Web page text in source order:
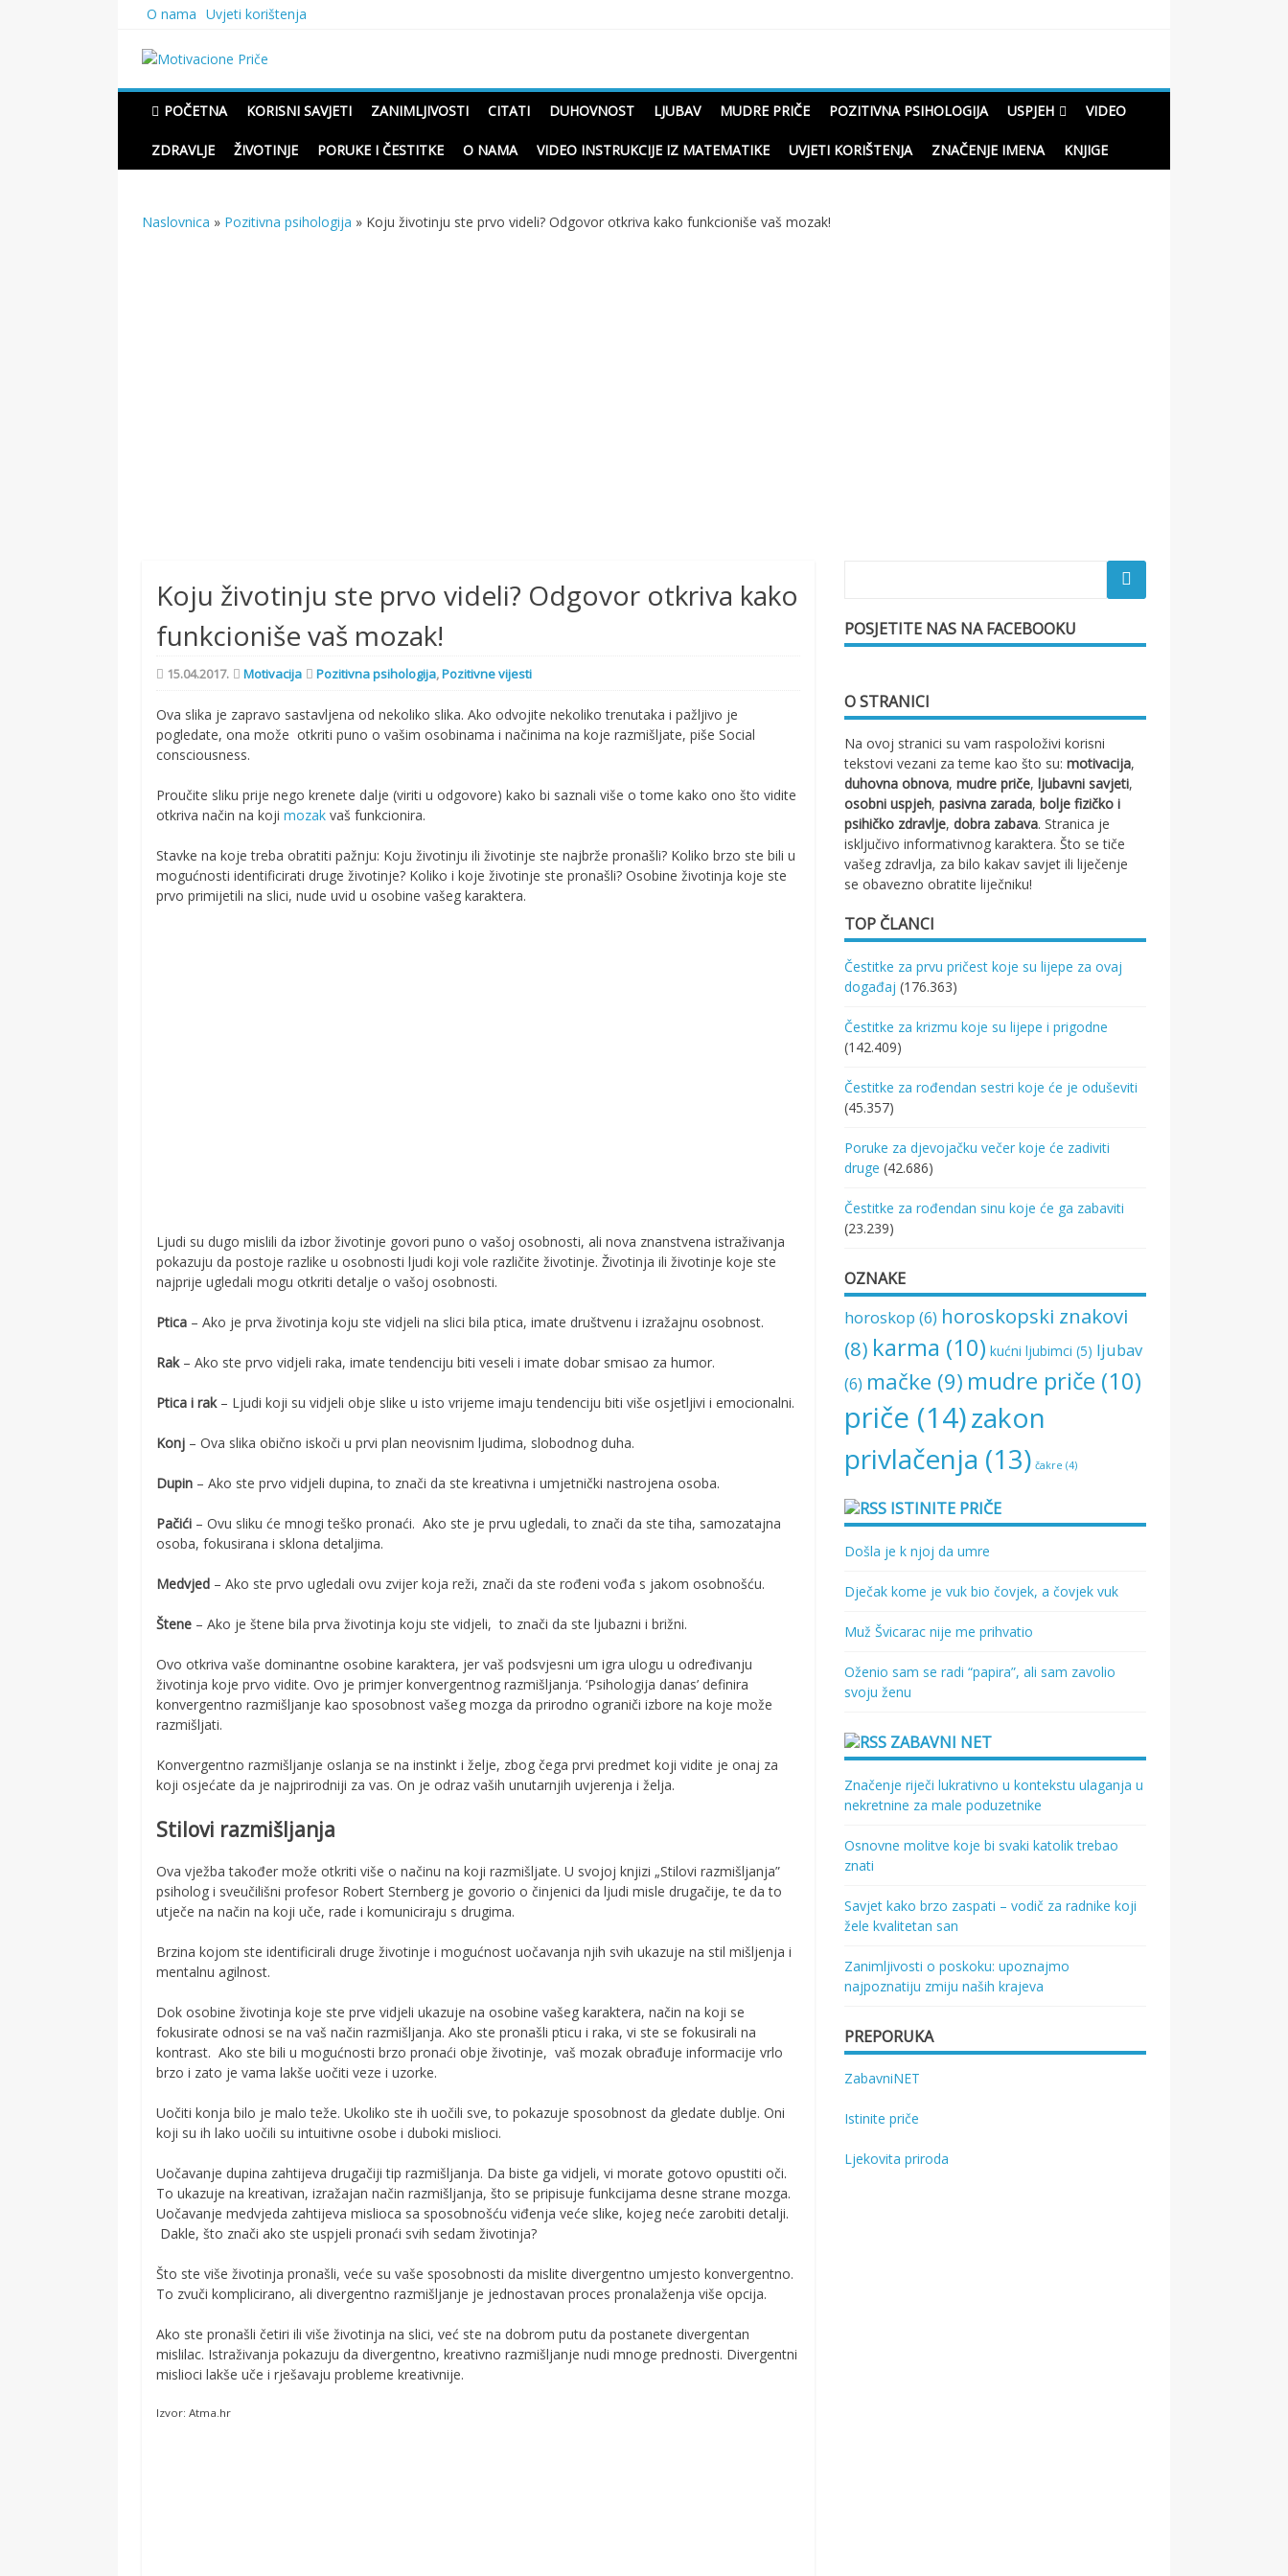
content
O nama Uvjeti korištenja
Motivacione Priče
POČETNA
KORISNI SAVJETI ZANIMLJIVOSTI CITATI DUHOVNOST LJUBAV MUDRE PRIČE POZITIVNA PSIHOLOGIJA USPJEH VIDEO
ZDRAVLJE ŽIVOTINJE PORUKE I ČESTITKE O NAMA VIDEO INSTRUKCIJE IZ MATEMATIKE UVJETI KORIŠTENJA ZNAČENJE IMENA KNJIGE
Naslovnica » Pozitivna psihologija » Koju životinju ste prvo videli? Odgovor otkriva kako funkcioniše vaš mozak!
Koju životinju ste prvo videli? Odgovor otkriva kako
funkcioniše vaš mozak!
15.04.2017. Motivacija Pozitivna psihologija,Pozitivne vijesti
Ova slika je zapravo sastavljena od nekoliko slika. Ako odvojite nekoliko trenutaka i pažljivo je
pogledate, ona može otkriti puno o vašim osobinama i načinima na koje razmišljate, piše Social
consciousness.
Proučite sliku prije nego krenete dalje (viriti u odgovore) kako bi saznali više o tome kako ono što vidite
otkriva način na kojimozak vaš funkcionira.
Stavke na koje treba obratiti pažnju: Koju životinju ili životinje ste najbrže pronašli? Koliko brzo ste bili u
mogućnosti identificirati druge životinje? Koliko i koje životinje ste pronašli? Osobine životinja koje ste
prvo primijetili na slici, nude uvid u osobine vašeg karaktera.
Ljudi su dugo mislili da izbor životinje govori puno o vašoj osobnosti, ali nova znanstvena istraživanja
pokazuju da postoje razlike u osobnosti ljudi koji vole različite životinje. Životinja ili životinje koje ste
najprije ugledali mogu otkriti detalje o vašoj osobnosti.
Ptica – Ako je prva životinja koju ste vidjeli na slici bila ptica, imate društvenu i izražajnu osobnost.
Rak– Ako ste prvo vidjeli raka, imate tendenciju biti veseli i imate dobar smisao za humor.
Ptica i rak– Ljudi koji su vidjeli obje slike u isto vrijeme imaju tendenciju biti više osjetljivi i emocionalni.
Konj – Ova slika obično iskoči u prvi plan neovisnim ljudima, slobodnog duha.
Dupin – Ako ste prvo vidjeli dupina, to znači da ste kreativna i umjetnički nastrojena osoba.
Pačići – Ovu sliku će mnogi teško pronaći. Ako ste je prvu ugledali, to znači da ste tiha, samozatajna
osoba, fokusirana i sklona detaljima.
Medvjed – Ako ste prvo ugledali ovu zvijer koja reži, znači da ste rođeni vođa s jakom osobnošću.
Štene – Ako je štene bila prva životinja koju ste vidjeli, to znači da ste ljubazni i brižni.
Ovo otkriva vaše dominantne osobine karaktera, jer vaš podsvjesni um igra ulogu u određivanju
životinja koje prvo vidite. Ovo je primjer konvergentnog razmišljanja. ‘Psihologija danas’ definira
konvergentno razmišljanje kao sposobnost vašeg mozga da prirodno ograniči izbore na koje može
razmišljati.
Konvergentno razmišljanje oslanja se na instinkt i želje, zbog čega prvi predmet koji vidite je onaj za
koji osjećate da je najprirodniji za vas. On je odraz vaših unutarnjih uvjerenja i želja.
Stilovi razmišljanja
Ova vježba također može otkriti više o načinu na koji razmišljate. U svojoj knjizi „Stilovi razmišljanja”
psiholog i sveučilišni profesor Robert Sternberg je govorio o činjenici da ljudi misle drugačije, te da to
utječe na način na koji uče, rade i komuniciraju s drugima.
Brzina kojom ste identificirali druge životinje i mogućnost uočavanja njih svih ukazuje na stil mišljenja i
mentalnu agilnost.
Dok osobine životinja koje ste prve vidjeli ukazuje na osobine vašeg karaktera, način na koji se
fokusirate odnosi se na vaš način razmišljanja. Ako ste pronašli pticu i raka, vi ste se fokusirali na
kontrast. Ako ste bili u mogućnosti brzo pronaći obje životinje, vaš mozak obrađuje informacije vrlo
brzo i zato je vama lakše uočiti veze i uzorke.
Uočiti konja bilo je malo teže. Ukoliko ste ih uočili sve, to pokazuje sposobnost da gledate dublje. Oni
koji su ih lako uočili su intuitivne osobe i duboki mislioci.
Uočavanje dupina zahtijeva drugačiji tip razmišljanja. Da biste ga vidjeli, vi morate gotovo opustiti oči.
To ukazuje na kreativan, izražajan način razmišljanja, što se pripisuje funkcijama desne strane mozga.
Uočavanje medvjeda zahtijeva mislioca sa sposobnošću viđenja veće slike, kojeg neće zarobiti detalji.
Dakle, što znači ako ste uspjeli pronaći svih sedam životinja?
Što ste više životinja pronašli, veće su vaše sposobnosti da mislite divergentno umjesto konvergentno.
To zvuči komplicirano, ali divergentno razmišljanje je jednostavan proces pronalaženja više opcija.
Ako ste pronašli četiri ili više životinja na slici, već ste na dobrom putu da postanete divergentan
mislilac. Istraživanja pokazuju da divergentno, kreativno razmišljanje nudi mnoge prednosti. Divergentni
mislioci lakše uče i rješavaju probleme kreativnije.
Izvor: Atma.hr
POSJETITE NAS NA FACEBOOKU
O STRANICI
Na ovoj stranici su vam raspoloživi korisni
tekstovi vezani za teme kao što su:motivacija,
duhovna obnova,mudre priče,ljubavni savjeti,
osobni uspjeh,pasivna zarada,bolje fizičko i
psihičko zdravlje,dobra zabava. Stranica je
isključivo informativnog karaktera. Što se tiče
vašeg zdravlja, za bilo kakav savjet ili liječenje
se obavezno obratite liječniku!
TOP ČLANCI
Čestitke za prvu pričest koje su lijepe za ovaj
događaj (176.363)
Čestitke za krizmu koje su lijepe i prigodne
(142.409)
Čestitke za rođendan sestri koje će je oduševiti
(45.357)
Poruke za djevojačku večer koje će zadiviti
druge (42.686)
Čestitke za rođendan sinu koje će ga zabaviti
(23.239)
OZNAKE
horoskop (6) horoskopski znakovi
(8) karma (10) kućni ljubimci (5) ljubav
(6) mačke (9) mudre priče (10)
priče (14)zakon
privlačenja (13) čakre (4)
ISTINITE PRIČE
Došla je k njoj da umre
Dječak kome je vuk bio čovjek, a čovjek vuk
Muž Švicarac nije me prihvatio
Oženio sam se radi “papira”, ali sam zavolio
svoju ženu
ZABAVNI NET
Značenje riječi lukrativno u kontekstu ulaganja u
nekretnine za male poduzetnike
Osnovne molitve koje bi svaki katolik trebao
znati
Savjet kako brzo zaspati – vodič za radnike koji
žele kvalitetan san
Zanimljivosti o poskoku: upoznajmo
najpoznatiju zmiju naših krajeva
PREPORUKA
ZabavniNET
Istinite priče
Ljekovita priroda